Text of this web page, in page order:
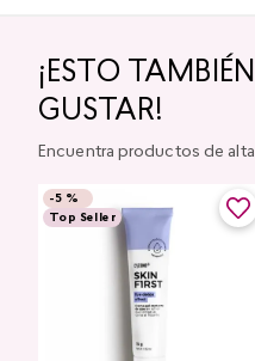
¡ESTO
GUSTAR!
Encuentra productos de
-5 %
Top Seller